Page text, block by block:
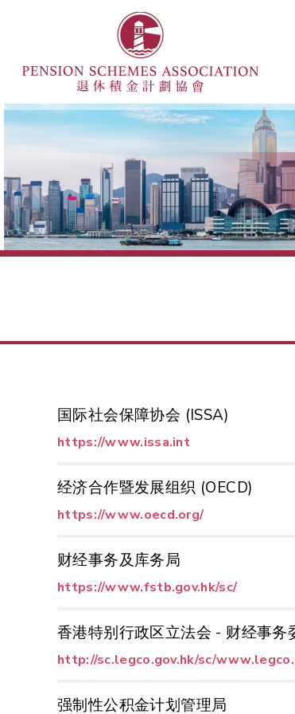
国际社会保障协会 (ISSA)
https://www.issa.int
经济合作暨发展组织 (OECD)
https://www.oecd.org/
财经事务及库务局
https://www.fstb.gov.hk/sc/
香港特别行政区立法会 - 财经事务
http://sc.legco.gov.hk/sc/
强制性公积金计划管理局